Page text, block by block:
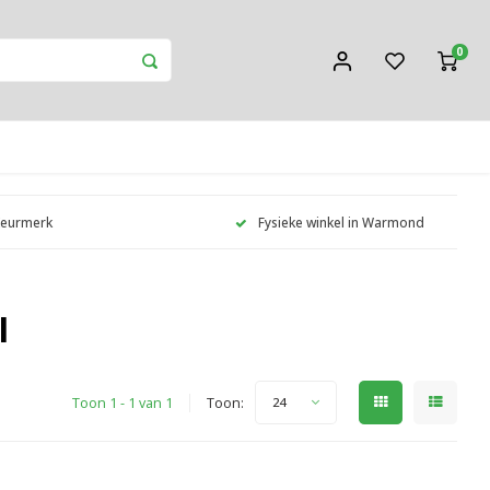
0
Fysieke winkel in Warmond
Toon 1 - 1 van 1 Toon: 24